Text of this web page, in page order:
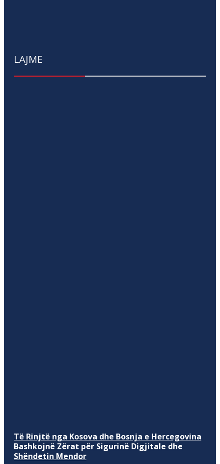
LAJME
Të Rinjtë nga Kosova dhe Bosnja e Hercegovina
Bashkojnë Zërat për Sigurinë Digjitale dhe
Shëndetin Mendor